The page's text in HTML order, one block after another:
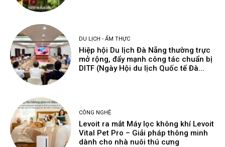
DU LỊCH - ẨM THỰC
Hiệp hội Du lịch Đà Nẵng thường trực
mở rộng, đẩy mạnh công tác chuẩn bị
DITF (Ngày Hội du lịch Quốc tế Đà...
CÔNG NGHỆ
Levoit ra mắt Máy lọc không khí Levoit
Vital Pet Pro – Giải pháp thông minh
dành cho nhà nuôi thú cưng